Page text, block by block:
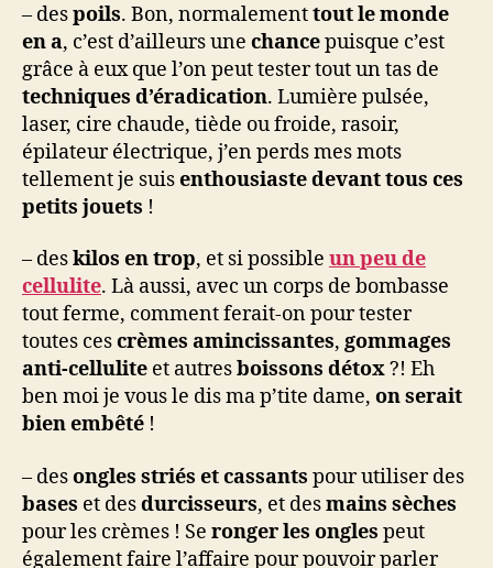
– despoils. Bon, normalementtout le monde
en a, c’est d’ailleurs une chancepuisque c’est
grâce à eux que l’on peut tester tout un tas de
techniques d’éradication. Lumière pulsée,
laser, cire chaude, tiède ou froide, rasoir,
épilateur électrique, j’en perds mes mots
tellement je suisenthousiaste devant tous ces
petits jouets !
– deskilos en trop, et si possible un peu de
cellulite. Là aussi, avec un corps de bombasse
tout ferme, comment ferait-on pour tester
toutes cescrèmes amincissantes, gommages
anti-cellulite et autresboissons détox?! Eh
ben moi je vous le dis ma p’tite dame, on serait
bien embêté !
– desongles striés et cassants pour utiliser des
bases et desdurcisseurs, et desmains sèches
pour les crèmes ! Se ronger les ongles peut
également faire l’affaire pour pouvoir parler